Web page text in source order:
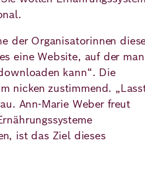
der Organisatorinnen
eine Website, auf der man
kann“. Die
nicken zustimmend.
Ann-Marie Weber freut
ist das Ziel dieses